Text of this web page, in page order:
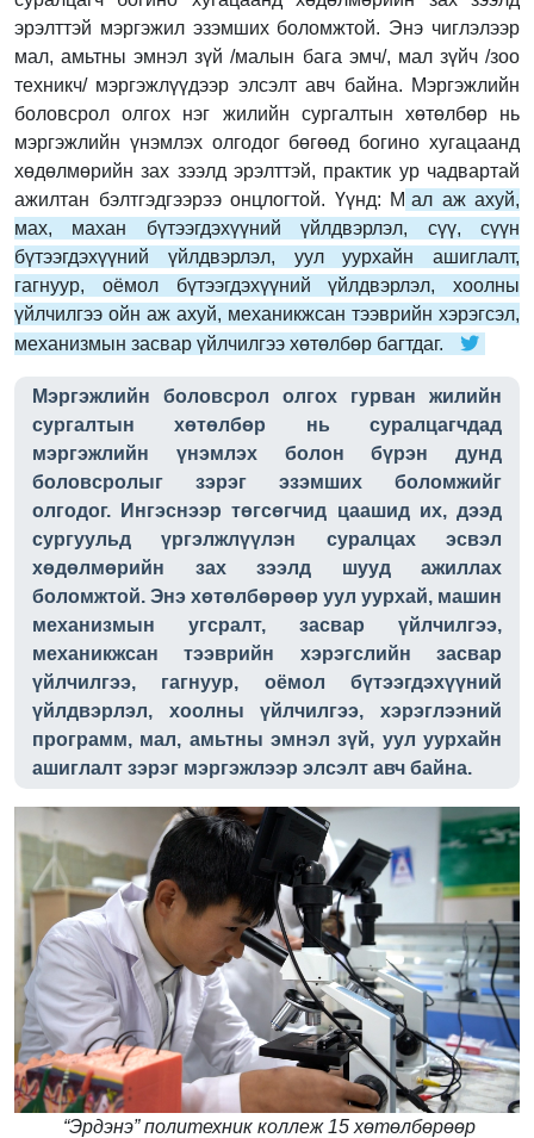
эрэлттэй мэргэжил эзэмших боломжтой. Энэ чиглэлээр
мал, амьтны эмнэл зүй /малын бага эмч/, мал зүйч /зоо
техникч/ мэргэжлүүдээр элсэлт авч байна. Мэргэжлийн
боловсрол олгох нэг жилийн сургалтын хөтөлбөр нь
мэргэжлийн үнэмлэх олгодог бөгөөд богино хугацаанд
хөдөлмөрийн зах зээлд эрэлттэй, практик ур чадвартай
ажилтан бэлтгэдгээрээ онцлогтой. Үүнд: М ал аж ахуй,
мах, махан бүтээгдэхүүний үйлдвэрлэл, сүү, сүүн
бүтээгдэхүүний үйлдвэрлэл, уул уурхайн ашиглалт,
гагнуур, оёмол бүтээгдэхүүний үйлдвэрлэл, хоолны
үйлчилгээ ойн аж ахуй, механикжсан тээврийн хэрэгсэл,
механизмын засвар үйлчилгээ хөтөлбөр багтдаг.
Мэргэжлийн боловсрол олгох гурван жилийн
сургалтын хөтөлбөр нь суралцагчдад
мэргэжлийн үнэмлэх болон бүрэн дунд
боловсролыг зэрэг эзэмших боломжийг
олгодог. Ингэснээр төгсөгчид цаашид их, дээд
сургуульд үргэлжлүүлэн суралцах эсвэл
хөдөлмөрийн зах зээлд шууд ажиллах
боломжтой. Энэ хөтөлбөрөөр уул уурхай, машин
механизмын угсралт, засвар үйлчилгээ,
механикжсан тээврийн хэрэгслийн засвар
үйлчилгээ, гагнуур, оёмол бүтээгдэхүүний
үйлдвэрлэл, хоолны үйлчилгээ, хэрэглээний
программ, мал, амьтны эмнэл зүй, уул уурхайн
ашиглалт зэрэг мэргэжлээр элсэлт авч байна.
“Эрдэнэ” политехник коллеж 15 хөтөлбөрөөр